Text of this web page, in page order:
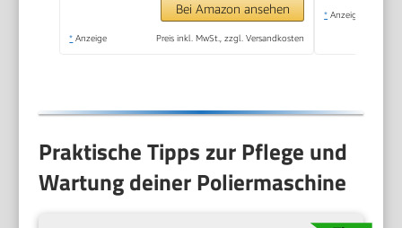
Bei Amazon ansehen
* Anzeige Preis inkl. MwSt., zzgl. Versandkosten
* Anzeige
Praktische Tipps zur Pflege und
Wartung deiner Poliermaschine